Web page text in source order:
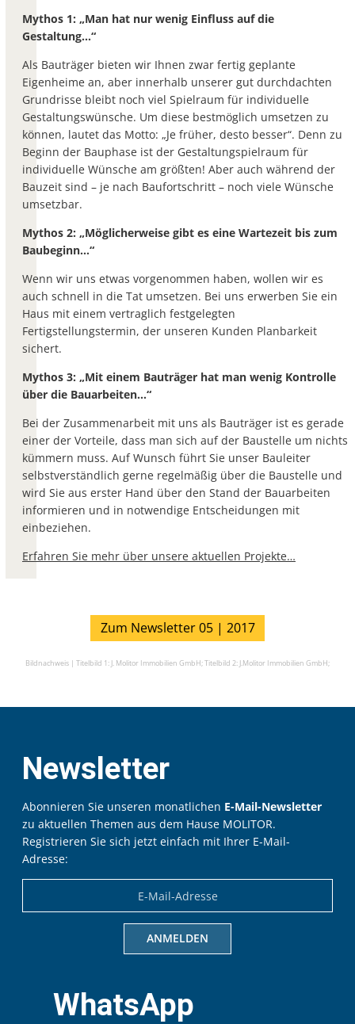
Mythos 1: „Man hat nur wenig Einfluss auf die
Gestaltung…“
Als Bauträger bieten wir Ihnen zwar fertig geplante
Eigenheime an, aber innerhalb unserer gut durchdachten
Grundrisse bleibt noch viel Spielraum für individuelle
Gestaltungswünsche. Um diese bestmöglich umsetzen zu
können, lautet das Motto: „Je früher, desto besser“. Denn zu
Beginn der Bauphase ist der Gestaltungspielraum für
individuelle Wünsche am größten! Aber auch während der
Bauzeit sind – je nach Baufortschritt – noch viele Wünsche
umsetzbar.
Mythos 2: „Möglicherweise gibt es eine Wartezeit bis zum
Baubeginn…“
Wenn wir uns etwas vorgenommen haben, wollen wir es
auch schnell in die Tat umsetzen. Bei uns erwerben Sie ein
Haus mit einem vertraglich festgelegten
Fertigstellungstermin, der unseren Kunden Planbarkeit
sichert.
Mythos 3: „Mit einem Bauträger hat man wenig Kontrolle
über die Bauarbeiten…“
Bei der Zusammenarbeit mit uns als Bauträger ist es gerade
einer der Vorteile, dass man sich auf der Baustelle um nichts
kümmern muss. Auf Wunsch führt Sie unser Bauleiter
selbstverständlich gerne regelmäßig über die Baustelle und
wird Sie aus erster Hand über den Stand der Bauarbeiten
informieren und in notwendige Entscheidungen mit
einbeziehen.
Erfahren Sie mehr über unsere aktuellen Projekte…
Zum Newsletter 05 | 2017
Bildnachweis | Titelbild 1: J. Molitor Immobilien GmbH;Titelbild 2: J.Molitor Immobilien GmbH;
Newsletter
Abonnieren Sie unseren monatlichen E-Mail-Newsletter
zu aktuellen Themen aus dem Hause MOLITOR.
Registrieren Sie sich jetzt einfach mit Ihrer E-Mail-
Adresse:
WhatsApp